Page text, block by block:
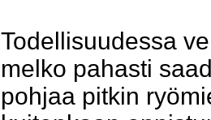
Todellisuudessa
melko pahasti
pohjaa pitkin